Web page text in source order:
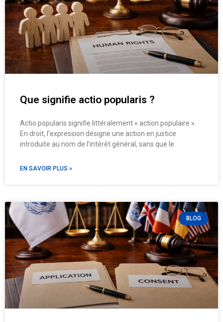
Que signifie actio popularis ?
Actio popularis signifie littéralement « action populaire ».
En droit, l’expression désigne une action en justice
introduite au nom de l’intérêt général, sans que le
EN SAVOIR PLUS »
BLOG